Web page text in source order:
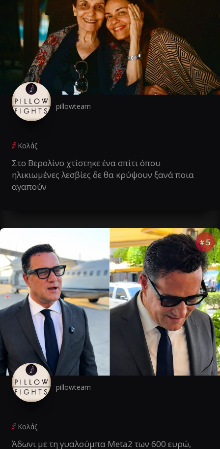
pillowteam
Κολάζ
Στο Βερολίνο χτίστηκε ένα σπίτι όπου
ηλικιωμένες λεσβίες δε θα κρύψουν ξανά ποια
αγαπούν
# 5
pillowteam
Κολάζ
Άδωνι με τη γυαλούμπα Meta2 των 600 ευρώ,